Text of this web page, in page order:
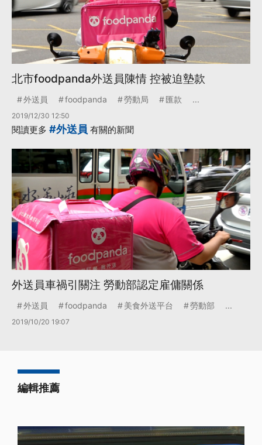
北市foodpanda外送員陳情 控被迫墊款
外送員 foodpanda 勞動局 匯款 ...
2019/12/30 12:50
閱讀更多 #外送員 有關的新聞
外送員車禍引關注 勞動部認定雇傭關係
外送員 foodpanda 美食外送平台 勞動部 ...
2019/10/20 19:07
編輯推薦